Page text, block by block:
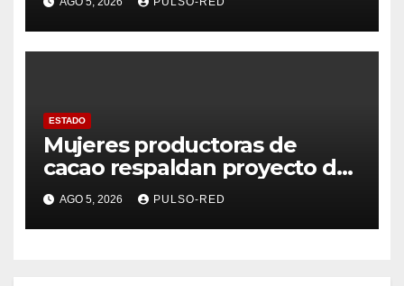
ESTADO
Mujeres productoras de
cacao respaldan proyecto de
Alfonso Sánchez García
rumbo a la Coordinación
Estatal de Morena
AGO 5, 2026 PULSO-RED